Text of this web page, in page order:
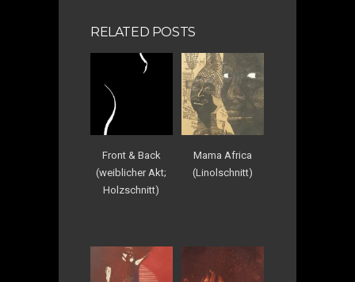
RELATED POSTS
Front & Back
(weiblicher Akt;
Holzschnitt)
Mama Africa
(Linolschnitt)